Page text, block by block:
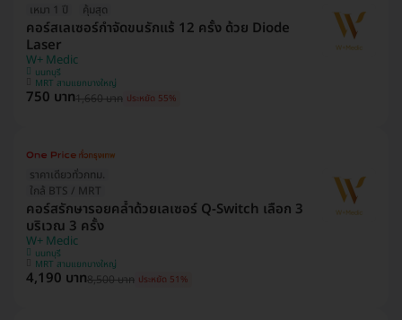
เหมา 1 ปี คุ้มสุด
คอร์สเลเซอร์กำจัดขนรักแร้ 12 ครั้ง ด้วย Diode
Laser
W+ Medic
นนทบุรี
MRT สามแยกบางใหญ่
750 บาท1,660 บาท ประหยัด 55%
ราคาเดียวทั่วกทม.
ใกล้ BTS / MRT
คอร์สรักษารอยคล้ำด้วยเลเซอร์ Q-Switch เลือก 3
บริเวณ 3 ครั้ง
W+ Medic
นนทบุรี
MRT สามแยกบางใหญ่
4,190 บาท8,500 บาท ประหยัด 51%